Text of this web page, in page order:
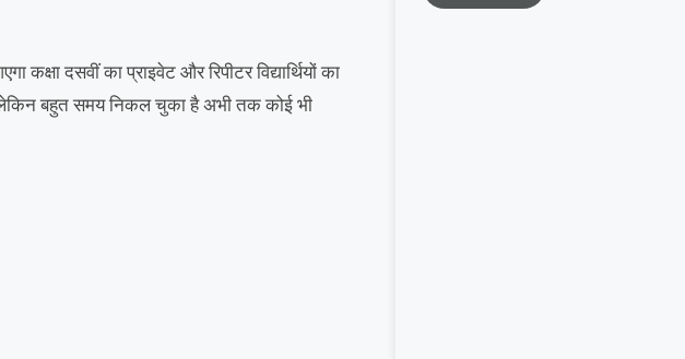
दसवीं का प्राइवेट और रिपीटर विद्यार्थियों का
लेकिन बहुत समय निकल चुका है अभी तक कोई भी